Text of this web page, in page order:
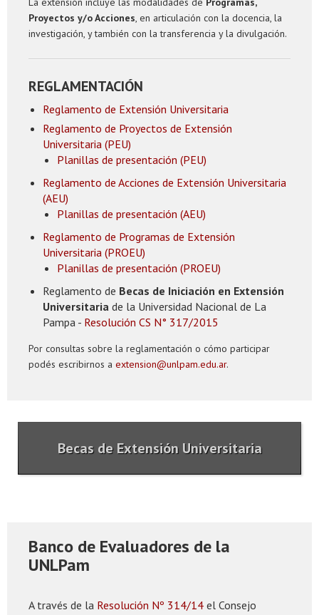
Proyectos y/o Acciones, en articulación con la docencia, la
investigación, y también con la transferencia y la divulgación.
REGLAMENTACIÓN
Reglamento de Extensión Universitaria
Reglamento de Proyectos de Extensión
Universitaria (PEU)
Planillas de presentación (PEU)
Reglamento de Acciones de Extensión Universitaria
(AEU)
Planillas de presentación (AEU)
Reglamento de Programas de Extensión
Universitaria (PROEU)
Planillas de presentación (PROEU)
Reglamento de Becas de Iniciación en Extensión
Universitaria de la Universidad Nacional de La
Pampa - Resolución CS N° 317/2015
Por consultas sobre la reglamentación o cómo participar
podés escribirnos a extension@unlpam.edu.ar.
Becas de Extensión Universitaria
Banco de Evaluadores de la
UNLPam
A través de la Resolución Nº 314/14 el Consejo